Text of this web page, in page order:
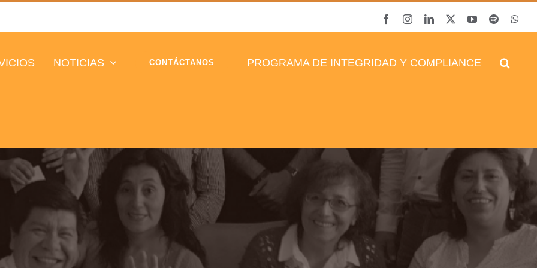
FacebookInstagramLinkedIn YouTube
Spotify
NOTICIAS CONTÁCTANOS PROGRAMA DE INTEGRIDAD Y COMPLIANCE